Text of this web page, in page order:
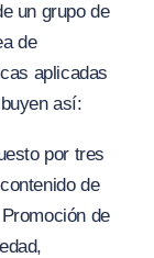
un grupo de
de
aplicadas
así:
por tres
de
de